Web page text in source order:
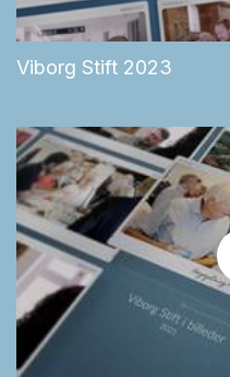
Viborg Stift 2023